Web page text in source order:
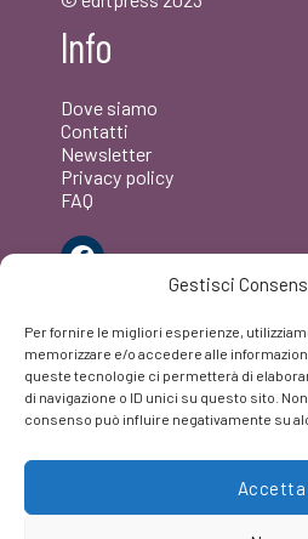
Gestisci
Per fornire le migliori esperienze,
memorizzare e/o accedere alle
queste tecnologie ci permetterà di
di navigazione o ID unici su questo sito.
consenso può influire negativamente su
Accetta
Info
Dove siamo
Contatti
Newsletter
Privacy policy
FAQ